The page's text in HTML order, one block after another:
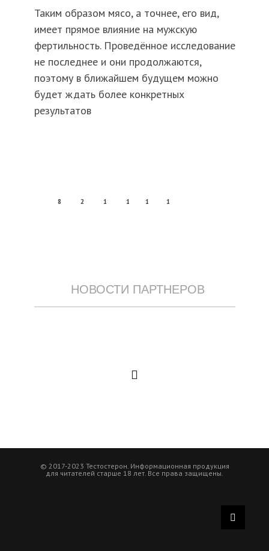
Таким образом мясо, а точнее, его вид,
имеет прямое влияние на мужскую
фертильность. Проведённое исследование
не последнее и они продолжаются,
поэтому в ближайшем будущем можно
будет ждать более конкретных
результатов
8 2 1 1 1 1
НОВОСТИ ПАРТНЕРОВ
© 2017-2023 Тестостерон. Информационная продукция
для читателей старше 18 лет. Все права защищены.